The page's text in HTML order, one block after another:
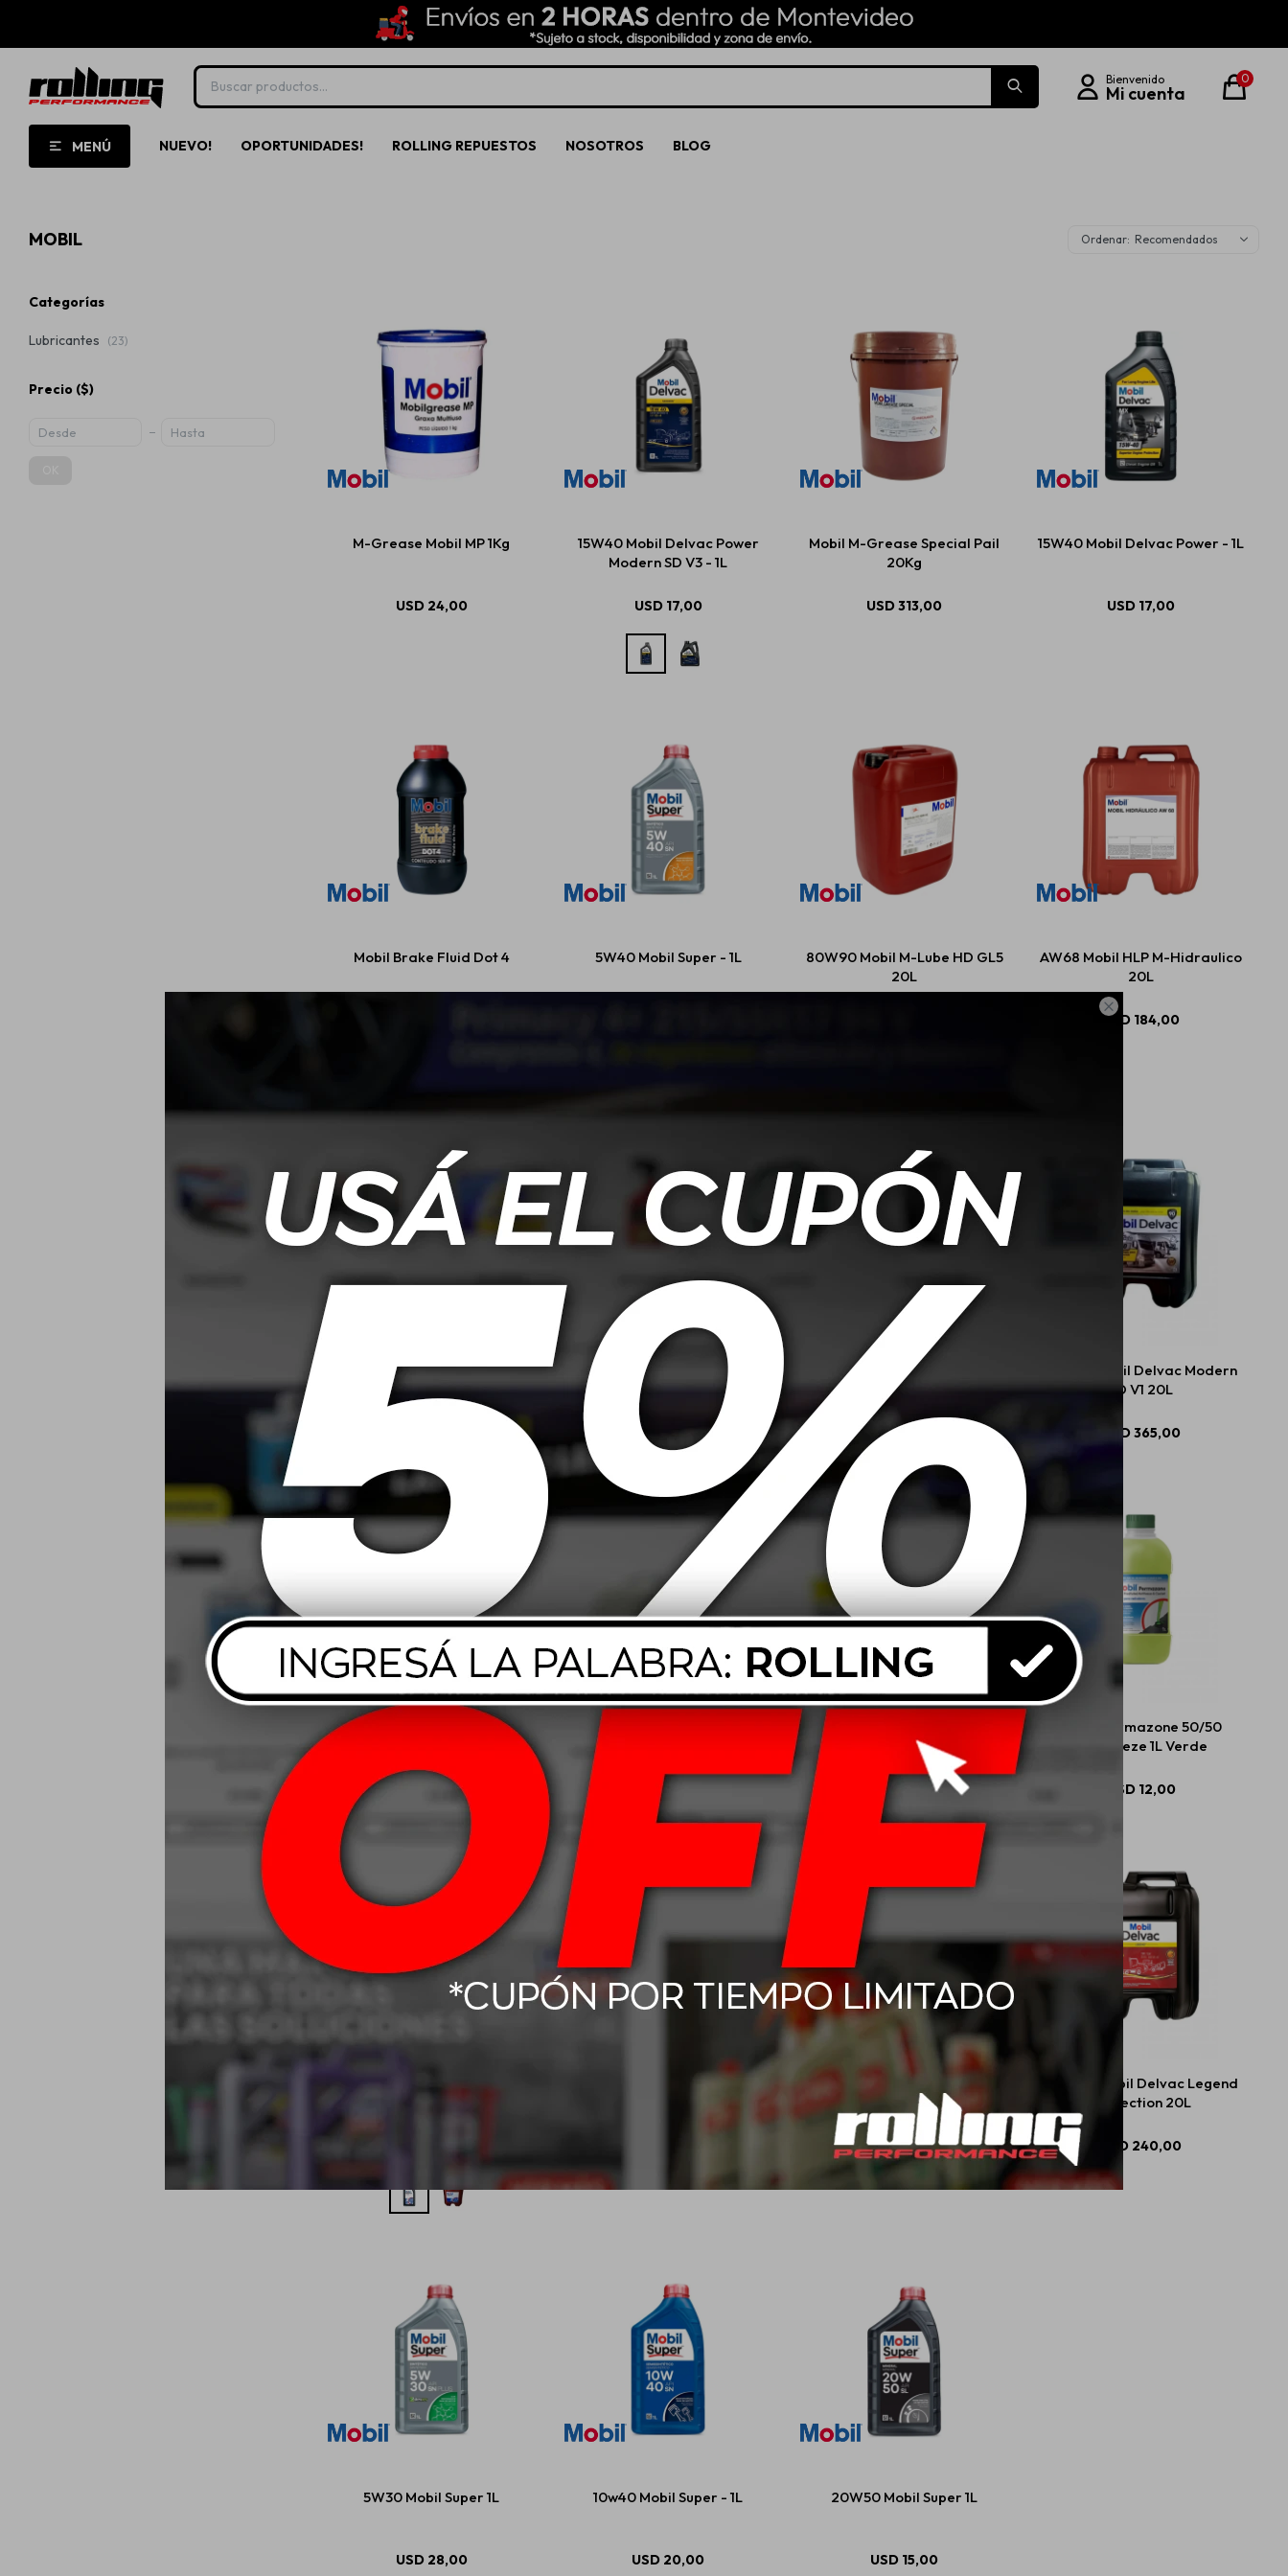

MENÚ NUEVO! OPORTUNIDADES! ROLLING REPUESTOS NOSOTROS BLOG
0
MOBIL Recomendados
M-Grease Mobil MP 1Kg
USD 24,00
15W40 Mobil Delvac Power
Modern SD V3 - 1L
USD 17,00
Mobil M-Grease Special Pail
20Kg
USD313,00
15W40 Mobil Delvac Power - 1L
USD 17,00
Mobil Brake Fluid Dot 4 5W40 Mobil Super - 1L
80W90 Mobil M-Lube HD GL5
20L
AW68 Mobil HLP M-Hidraulico
20L
USD 184,00
0W20 Mobil Super D1 1L 20W50 Mobil Moto 1L
USD 14,00
80W90 Mobil M-Lube HD-A
GL5
USD
10W40 Mobil Delvac Modern
SD V1 20L
USD365,00
Mobil Liquido De Freno Moto
20W50 Mobil Super 4L
USD
Modern SD V3 20L
USD 202,00
Mobil Permazone 50/50
Antifreeze 1L Verde
USD 12,00
Mobil ATF D/M Fluido De
Mobil Special 2T 500ml
USD7,98
20W50 Mobil Delvac Legend
Protection 20L
USD 240,00
5W30 Mobil Super 1L
USD 28,00
10w40 Mobil Super - 1L
USD 20,00
20W50 Mobil Super 1L
USD 15,00
Categorías
Lubricantes (23)
Precio ($)